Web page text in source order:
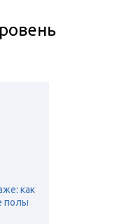
как
полы